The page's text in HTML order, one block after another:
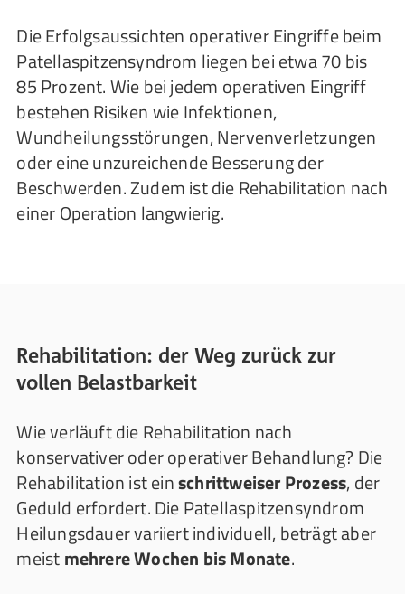
Die Erfolgsaussichten operativer Eingriffe beim
Patellaspitzensyndrom liegen bei etwa 70 bis
85 Prozent. Wie bei jedem operativen Eingriff
bestehen Risiken wie Infektionen,
Wundheilungsstörungen, Nervenverletzungen
oder eine unzureichende Besserung der
Beschwerden. Zudem ist die Rehabilitation nach
einer Operation langwierig.
Rehabilitation: der Weg zurück zur
vollen Belastbarkeit
Wie verläuft die Rehabilitation nach
konservativer oder operativer Behandlung? Die
Rehabilitation ist einschrittweiser Prozess, der
Geduld erfordert. Die Patellaspitzensyndrom
Heilungsdauer variiert individuell, beträgt aber
meistmehrere Wochen bis Monate.